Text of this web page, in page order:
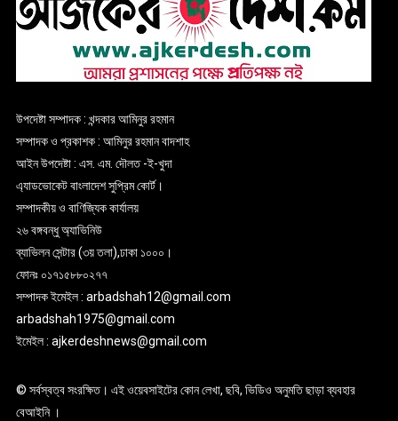
উপদেষ্টা সম্পাদক : খন্দকার আমিনুর রহমান
সম্পাদক ও প্রকাশক : আমিনুর রহমান বাদশাহ
আইন উপদেষ্টা : এস. এম. দৌলত -ই-খুদা
এ্যাডভোকেট বাংলাদেশ সুপ্রিম কোর্ট।
সম্পাদকীয় ও বাণিজ্যিক কার্যালয়
২৬ বঙ্গবন্ধু অ্যাভিনিউ
ব্যাভিলন সেন্টার (৩য় তলা),ঢাকা ১০০০।
ফোনঃ ০১৭১৫৮৮০২৭৭
সম্পাদক ইমেইল : arbadshah12@gmail.com
arbadshah1975@gmail.com
ইমেইল : ajkerdeshnews@gmail.com
© সর্বস্বত্ব সংরক্ষিত। এই ওয়েবসাইটের কোন লেখা, ছবি, ভিডিও অনুমতি ছাড়া ব্যবহার
বেআইনি ।